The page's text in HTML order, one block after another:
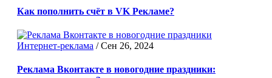
Как пополнить счёт в VK Рекламе?
Интернет-реклама /Сен 26, 2024
Реклама Вконтакте в новогодние праздники: